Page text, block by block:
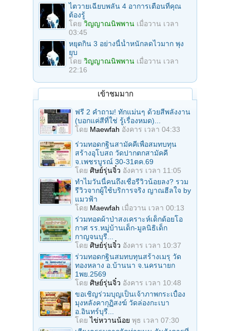
ไตวายเฉียบพลัน 4 อาการเตือนที่คุณ
ต้องรู้
โดย วิญญาณนิพพาน เมื่อวาน เวลา
03:45
หยุดกิน 3 อย่างนี้น้ำหนักลดไวมาก พุง
ยุบ
โดย วิญญาณนิพพาน เมื่อวาน เวลา
22:16
เข้าชมมาก
ฟรี 2 คำถาม! ทักแม่นๆ ด้วยสีพลังงาน
(บอกแค่สีที่ใช่ รู้เรื่องหมด)...
โดย Maewfah อังคาร เวลา 04:33
ร่วมทอดกฐินสามัคคีเพื่อสมทบทุน
สร้างอุโบสถ วัดปากตกสามัคคี
จ.เพชรบูรณ์ 30-31ตค.69
โดย ศิษย์รุ่นจิ๋ว อังคาร เวลา 11:05
ทำไมวันนี้คนถึงเชื่อรีวิวน้อยลง? รวม
รีวิวจากผู้ใช้บริการจริง ญาณฮีลใจ by
แมวฟ้า
โดย Maewfah เมื่อวาน เวลา 00:13
ร่วมทอดผ้าป่าสงเคราะห์เด็กด้อยโอ
กาศ รร.หมู่บ้านเด็ก-มูลนิธิเด็ก
กาญจนบุรี...
โดย ศิษย์รุ่นจิ๋ว อังคาร เวลา 10:37
ร่วมทอดกฐินสมทบทุนสร้างเมรุ วัด
ทองหลาง อ.บ้านนา จ.นครนายก
1พย.2569
โดย ศิษย์รุ่นจิ๋ว อังคาร เวลา 10:48
ขอเชิญร่วมบุญเป็นเจ้าภาพกระเบื้อง
มุงหลังคากุฏิสงฆ์ วัดล่องกะเบา
อ.อินทร์บุรี...
โดยไข่หวานน้อย พุธ เวลา 07:30